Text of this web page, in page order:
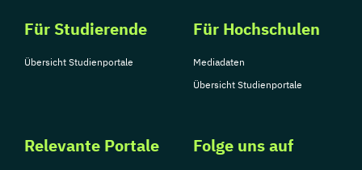
Für Studierende
Übersicht Studienportale
Für Hochschulen
Mediadaten
Übersicht Studienportale
Relevante Portale Folge uns auf